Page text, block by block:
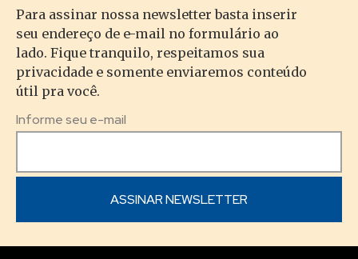
Para assinar nossa newsletter basta inserir
seu endereço de e-mail no formulário ao
lado. Fique tranquilo, respeitamos sua
privacidade e somente enviaremos conteúdo
útil pra você.
Informe seu e-mail